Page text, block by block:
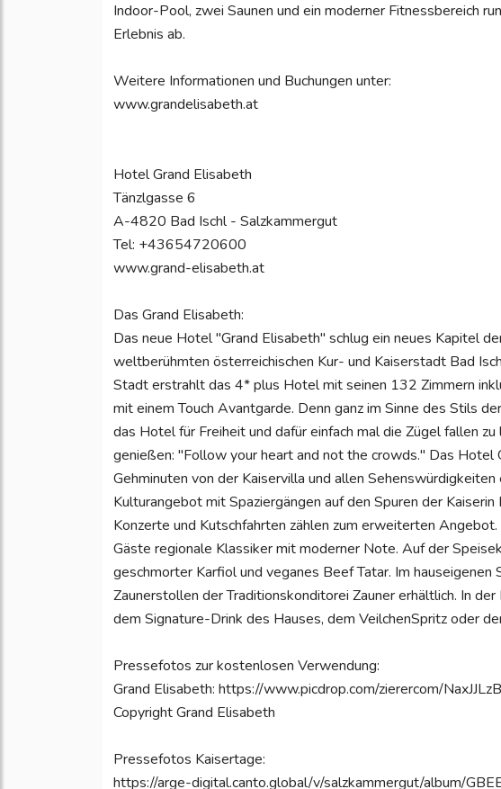
Indoor-Pool, zwei Saunen und ein moderner Fitnessbereich
Erlebnis ab.
Weitere Informationen und Buchungen unter:
www.grandelisabeth.at
Hotel Grand Elisabeth
Tänzlgasse 6
A-4820 Bad Ischl - Salzkammergut
Tel: +43654720600
www.grand-elisabeth.at
Das Grand Elisabeth:
Das neue Hotel "Grand Elisabeth" schlug ein neues Kapitel
weltberühmten österreichischen Kur- und Kaiserstadt Bad
Stadt erstrahlt das 4* plus Hotel mit seinen 132 Zimmern
mit einem Touch Avantgarde. Denn ganz im Sinne des Stils
das Hotel für Freiheit und dafür einfach mal die Zügel fallen
genießen: "Follow your heart and not the crowds." Das Hotel
Gehminuten von der Kaiservilla und allen
Kulturangebot mit Spaziergängen auf den Spuren der
Konzerte und Kutschfahrten zählen zum erweiterten
Gäste regionale Klassiker mit moderner Note. Auf der
geschmorter Karfiol und veganes Beef Tatar. Im hauseigenen
Zaunerstollen der Traditionskonditorei Zauner erhältlich. In
dem Signature-Drink des Hauses, dem VeilchenSpritz oder
Pressefotos zur kostenlosen Verwendung:
Grand Elisabeth: https://www.picdrop.com/zierercom/
Copyright Grand Elisabeth
Pressefotos Kaisertage:
https://arge-digital.canto.global/v/salzkammergut/album/